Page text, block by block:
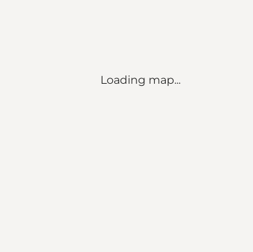
Loading map...